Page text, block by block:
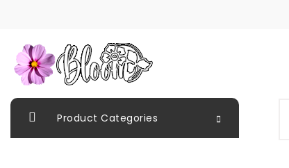
Bloom Panamá
Product Categories